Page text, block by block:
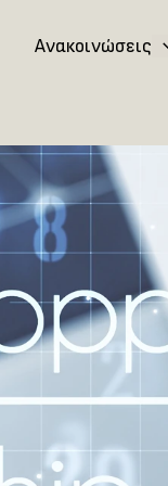
Ανακοινώσεις